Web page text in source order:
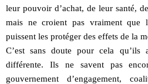
leur pouvoir d’achat, de leur santé,
mais ne croient pas vraiment que
puissent les protéger des effets de la
C’est sans doute pour cela qu’ils
différente. Ils ne savent pas
gouvernement d’engagement,